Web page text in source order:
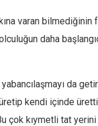
varan bilmediğinin
daha
da
kendi içinde
çok kıymetli tat